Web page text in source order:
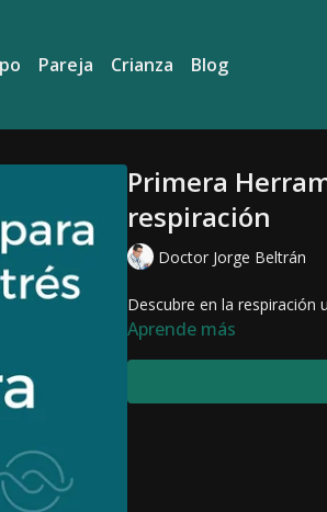
Pareja Crianza Blog
Primera
respiración
Doctor Jorge Beltrán
Descubre en la respiración
Aprende más